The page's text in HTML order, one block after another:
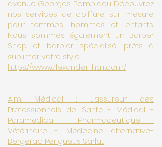
avenue Georges Pompidou. Découvrez
nos services de coiffure sur mesure
pour femmes, hommes et enfants.
Nous sommes également un Barber
Shop et barbier spécialisé, prêts à
sublimer votre style.
https://www.alexander-hair.com/
Alm Médical : L’assureur des
Professionnels de Santé - Médical -
Paramédical - Pharmaceutique -
Vétérinaire - Médecine alternative-
Bergerac Perigueux Sarlat